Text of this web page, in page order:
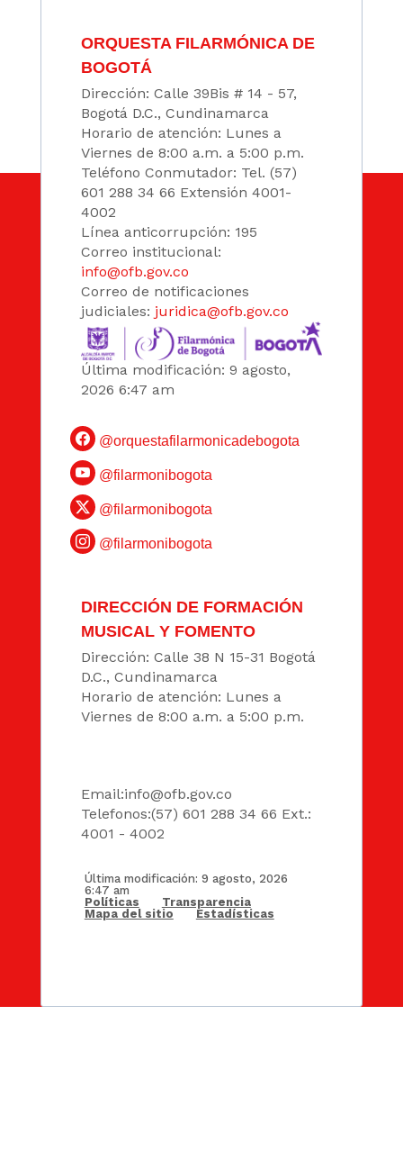
ORQUESTA FILARMÓNICA DE
BOGOTÁ
Dirección: Calle 39Bis # 14 - 57,
Bogotá D.C., Cundinamarca
Horario de atención: Lunes a
Viernes de 8:00 a.m. a 5:00 p.m.
Teléfono Conmutador: Tel. (57)
601 288 34 66 Extensión 4001-
4002
Línea anticorrupción: 195
Correo institucional:
info@ofb.gov.co
Correo de notificaciones
judiciales: juridica@ofb.gov.co
Última modificación: 9 agosto,
2026 6:47 am
@orquestafilarmonicadebogota
@filarmonibogota
@filarmonibogota
@filarmonibogota
DIRECCIÓN DE FORMACIÓN
MUSICAL Y FOMENTO
Dirección: Calle 38 N 15-31 Bogotá
D.C., Cundinamarca
Horario de atención: Lunes a
Viernes de 8:00 a.m. a 5:00 p.m.
Email:info@ofb.gov.co
Telefonos:(57) 601 288 34 66 Ext.:
4001 - 4002
Última modificación: 9 agosto, 2026
6:47 am
Políticas
Transparencia
Mapa del sitio
Estadísticas